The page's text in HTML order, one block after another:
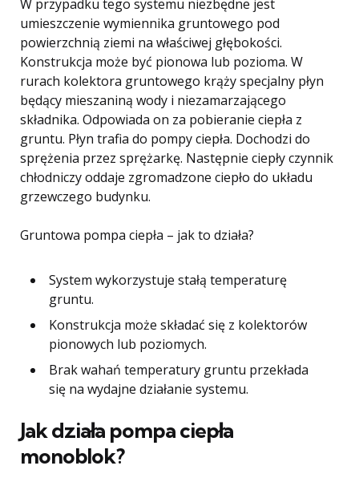
W przypadku tego systemu niezbędne jest
umieszczenie wymiennika gruntowego pod
powierzchnią ziemi na właściwej głębokości.
Konstrukcja może być pionowa lub pozioma. W
rurach kolektora gruntowego krąży specjalny płyn
będący mieszaniną wody i niezamarzającego
składnika. Odpowiada on za pobieranie ciepła z
gruntu. Płyn trafia do pompy ciepła. Dochodzi do
sprężenia przez sprężarkę. Następnie ciepły czynnik
chłodniczy oddaje zgromadzone ciepło do układu
grzewczego budynku.
Gruntowa pompa ciepła – jak to działa?
System wykorzystuje stałą temperaturę
gruntu.
Konstrukcja może składać się z kolektorów
pionowych lub poziomych.
Brak wahań temperatury gruntu przekłada
się na wydajne działanie systemu.
Jak działa pompa ciepła
monoblok?